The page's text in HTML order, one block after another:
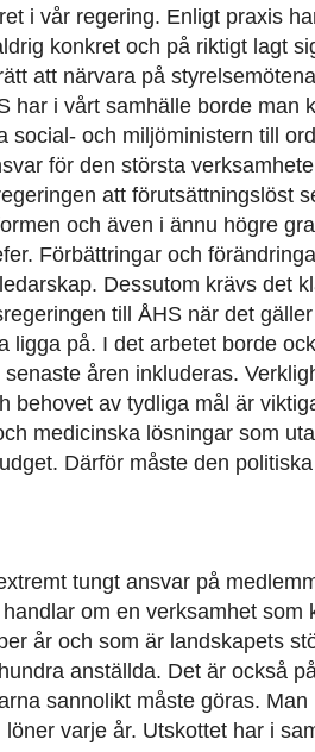
i vår regering. Enligt praxis
konkret och på riktigt lagt
att närvara på
har i vårt samhälle borde man
social- och miljöministern till
för den största
att förutsättningslöst
och även i ännu högre
Förbättringar och
Dessutom krävs det
till ÅHS när det
ligga på. I det arbetet borde
åren inkluderas.
behovet av tydliga mål är
medicinska lösningar som
Därför måste den
tungt ansvar på
om en verksamhet som
år och som är landskapets
anställda. Det är också
sannolikt måste göras.
löner varje år. Utskottet har i